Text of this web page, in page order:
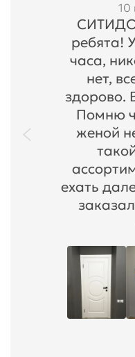
10
ребята!
часа,
нет,
здорово.
Помню
женой
ехать